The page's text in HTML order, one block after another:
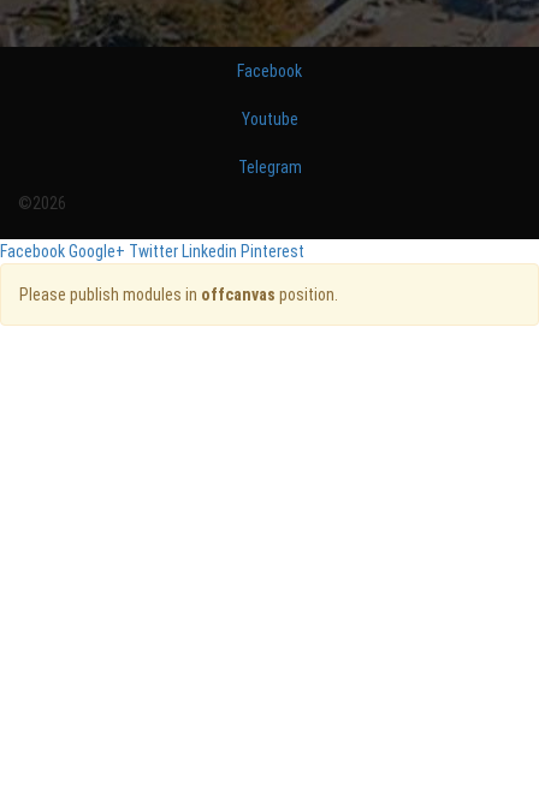
Facebook
Youtube
Telegram
©2026
FacebookGoogle+ TwitterLinkedin Pinterest
Please publish modules in offcanvas position.